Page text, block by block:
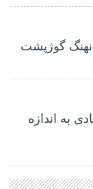
گوژپشت
به اندازه